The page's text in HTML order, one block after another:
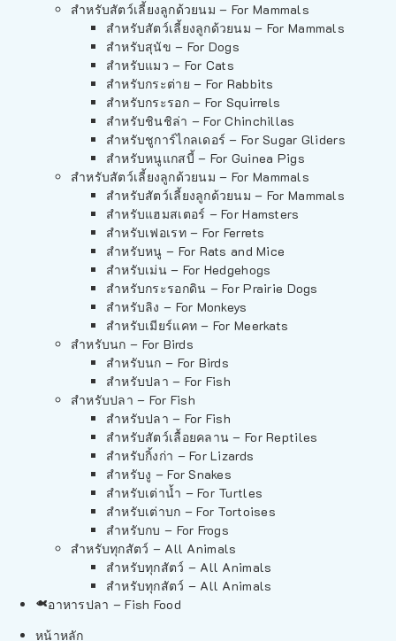
สำหรับสัตว์เลี้ยงลูกด้วยนม – For Mammals
สำหรับสัตว์เลี้ยงลูกด้วยนม – For Mammals
สำหรับสุนัข – For Dogs
สำหรับแมว – For Cats
สำหรับกระต่าย – For Rabbits
สำหรับกระรอก – For Squirrels
สำหรับชินชิล่า – For Chinchillas
สำหรับชูการ์ไกลเดอร์ – For Sugar Gliders
สำหรับหนูแกสบี้ – For Guinea Pigs
สำหรับสัตว์เลี้ยงลูกด้วยนม – For Mammals
สำหรับสัตว์เลี้ยงลูกด้วยนม – For Mammals
สำหรับแฮมสเตอร์ – For Hamsters
สำหรับเฟอเรท – For Ferrets
สำหรับหนู – For Rats and Mice
สำหรับเม่น – For Hedgehogs
สำหรับกระรอกดิน – For Prairie Dogs
สำหรับลิง – For Monkeys
สำหรับเมียร์แคท – For Meerkats
สำหรับนก – For Birds
สำหรับนก – For Birds
สำหรับปลา – For Fish
สำหรับปลา – For Fish
สำหรับปลา – For Fish
สำหรับสัตว์เลื้อยคลาน – For Reptiles
สำหรับกิ้งก่า – For Lizards
สำหรับงู – For Snakes
สำหรับเต่าน้ำ – For Turtles
สำหรับเต่าบก – For Tortoises
สำหรับกบ – For Frogs
สำหรับทุกสัตว์ – All Animals
สำหรับทุกสัตว์ – All Animals
สำหรับทุกสัตว์ – All Animals
อาหารปลา – Fish Food
หน้าหลัก